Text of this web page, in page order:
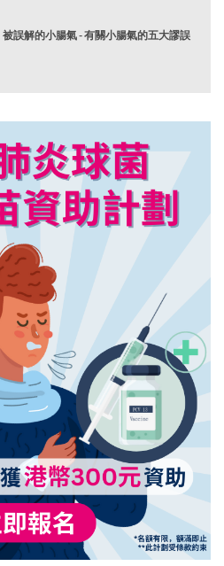
被誤解的小腸氣 - 有關小腸氣的五大謬誤